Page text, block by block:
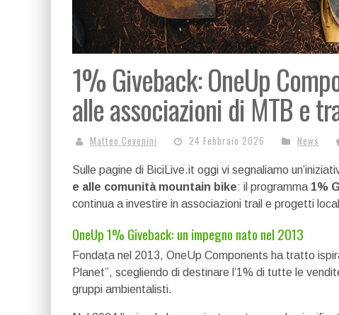
1% Giveback: OneUp
alle associazioni di MTB e
Matteo Cevenini 24 Febbraio 2026 News
Sulle pagine di BiciLive.it oggi vi segnaliamo
e alle comunità mountain bike: il programma 1%
continua a investire in associazioni trail e progetti
OneUp 1% Giveback: un impegno nato nel 2013
Fondata nel 2013, OneUp Components ha tratto
Planet”, scegliendo di destinare l’1% di tutte le
gruppi ambientalisti.